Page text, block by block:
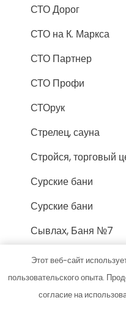
СТО Дорог
СТО на К. Маркса
СТО Партнер
СТО Профи
СТОрук
Стрелец, сауна
Стройся, торговый
Сурские бани
Сурские бани
Сывлах, Баня №7
Тверь, отель
Теремок, баня
Этот веб-сайт
пользовательского опыта.
согласие на